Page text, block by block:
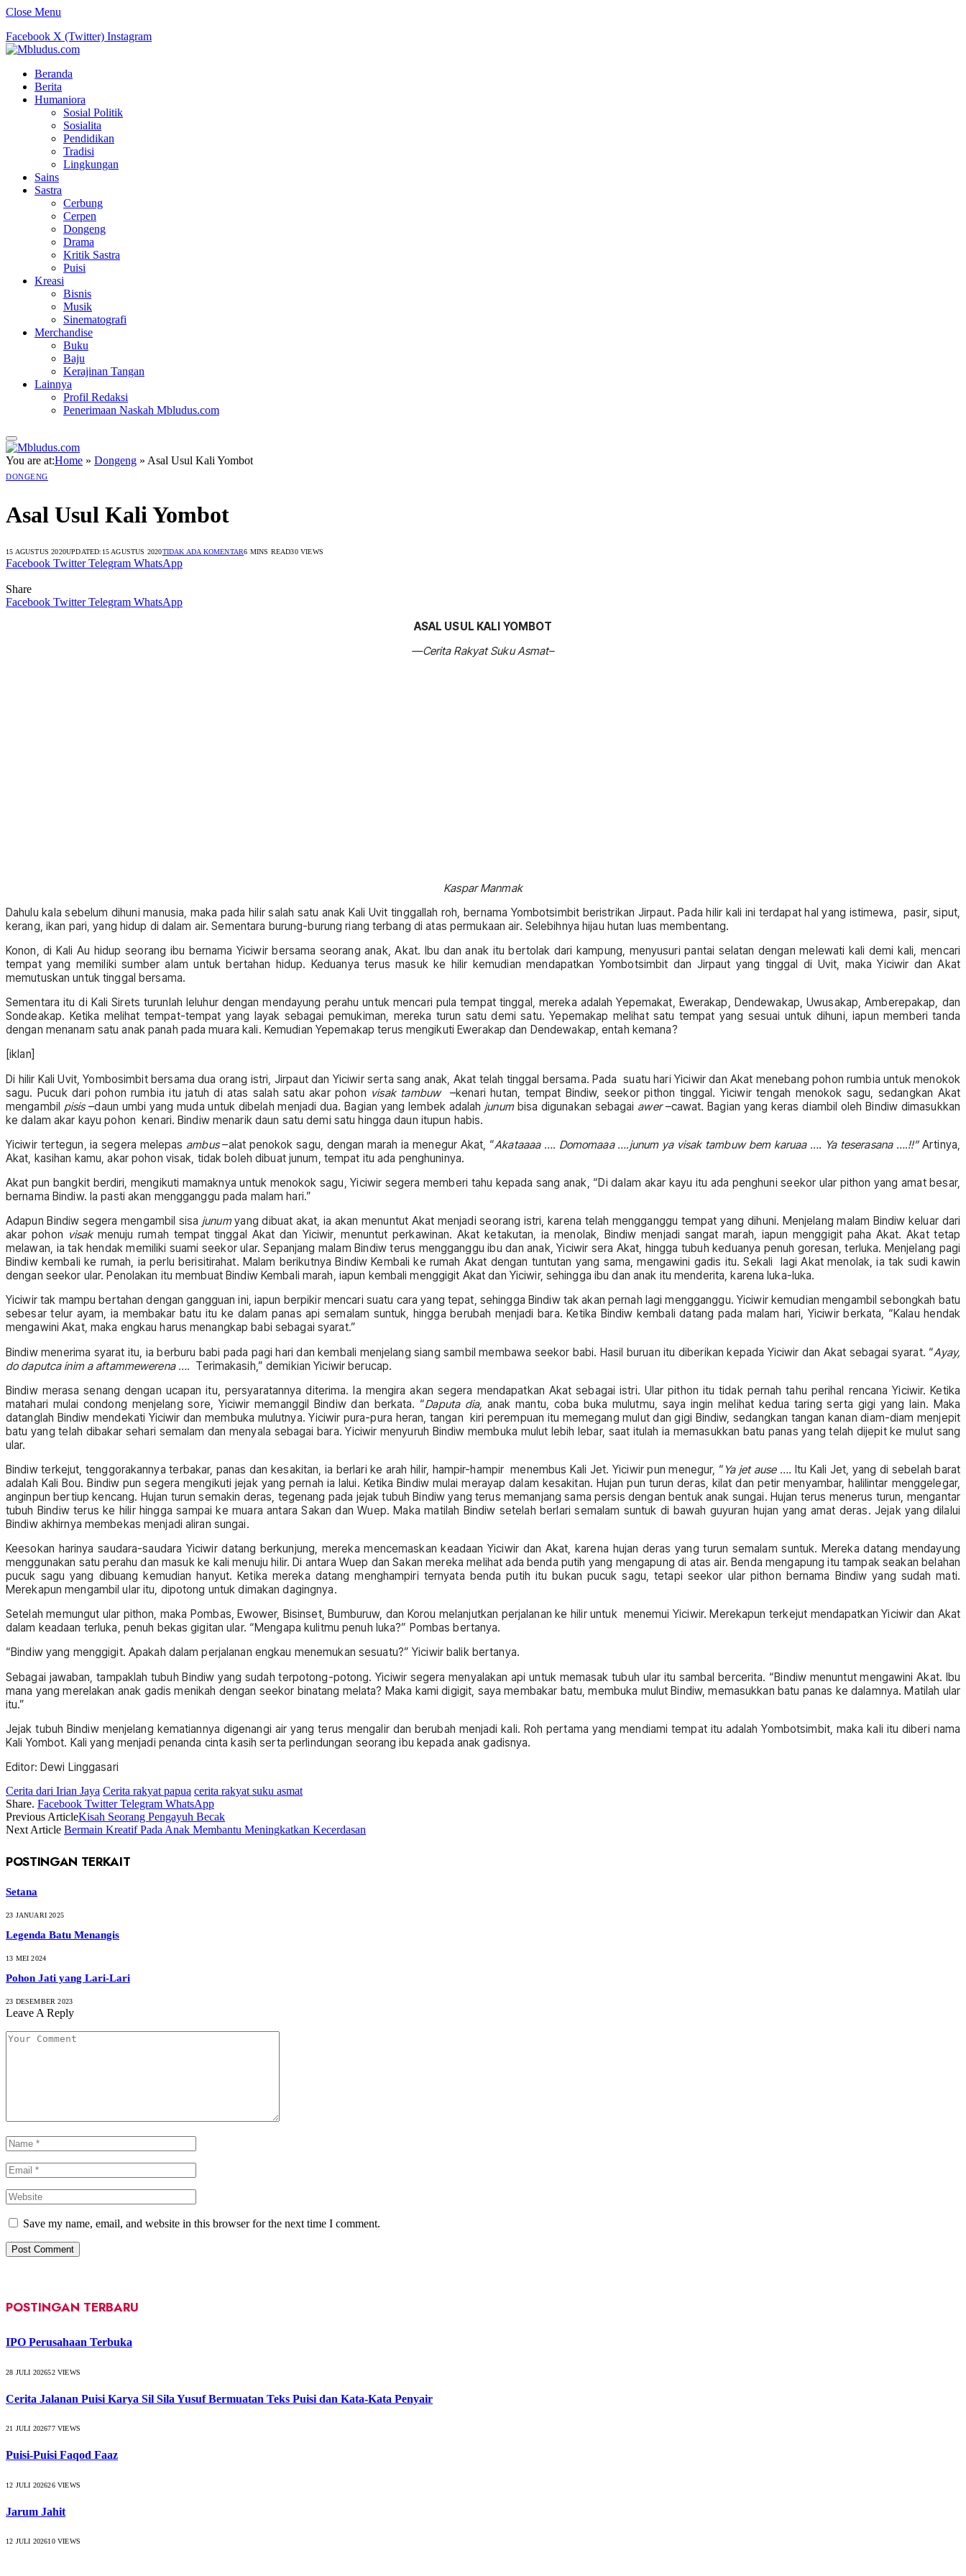
Close Menu
Facebook X (Twitter) Instagram
Beranda
Berita
Humaniora
Sosial Politik
Sosialita
Pendidikan
Tradisi
Lingkungan
Sains
Sastra
Cerbung
Cerpen
Dongeng
Drama
Kritik Sastra
Puisi
Kreasi
Bisnis
Musik
Sinematografi
Merchandise
Buku
Baju
Kerajinan Tangan
Lainnya
Profil Redaksi
Penerimaan Naskah Mbludus.com
You are at:Home » Dongeng » Asal Usul Kali Yombot
DONGENG
Asal Usul Kali Yombot
15 AGUSTUS 2020UPDATED: 15 AGUSTUS 2020TIDAK ADA KOMENTAR6 MINS READ30VIEWS
Facebook Twitter Telegram WhatsApp
Share
Facebook Twitter Telegram WhatsApp
ASAL USUL KALI YOMBOT
—Cerita Rakyat Suku Asmat–
Kaspar Manmak
Dahulu kala sebelum dihuni manusia, maka pada hilir salah satu anak Kali Uvit tinggallah roh, bernama Yombotsimbit beristrikan Jirpaut. Pada hilir kali ini terdapat hal yang istimewa, pasir, siput,
kerang, ikan pari, yang hidup di dalam air. Sementara burung-burung riang terbang di atas permukaan air. Selebihnya hijau hutan luas membentang.
Konon, di Kali Au hidup seorang ibu bernama Yiciwir bersama seorang anak, Akat. Ibu dan anak itu bertolak dari kampung, menyusuri pantai selatan dengan melewati kali demi kali, mencari
tempat yang memiliki sumber alam untuk bertahan hidup. Keduanya terus masuk ke hilir kemudian mendapatkan Yombotsimbit dan Jirpaut yang tinggal di Uvit, maka Yiciwir dan Akat
memutuskan untuk tinggal bersama.
Sementara itu di Kali Sirets turunlah leluhur dengan mendayung perahu untuk mencari pula tempat tinggal, mereka adalah Yepemakat, Ewerakap, Dendewakap, Uwusakap, Amberepakap, dan
Sondeakap. Ketika melihat tempat-tempat yang layak sebagai pemukiman, mereka turun satu demi satu. Yepemakap melihat satu tempat yang sesuai untuk dihuni, iapun memberi tanda
dengan menanam satu anak panah pada muara kali. Kemudian Yepemakap terus mengikuti Ewerakap dan Dendewakap, entah kemana?
[iklan]
Di hilir Kali Uvit, Yombosimbit bersama dua orang istri, Jirpaut dan Yiciwir serta sang anak, Akat telah tinggal bersama. Pada suatu hari Yiciwir dan Akat menebang pohon rumbia untuk menokok
sagu. Pucuk dari pohon rumbia itu jatuh di atas salah satu akar pohon visak tambuw–kenari hutan, tempat Bindiw, seekor pithon tinggal. Yiciwir tengah menokok sagu, sedangkan Akat
mengambil pisis–daun umbi yang muda untuk dibelah menjadi dua. Bagian yang lembek adalah junumbisa digunakan sebagai awer–cawat. Bagian yang keras diambil oleh Bindiw dimasukkan
ke dalam akar kayu pohon kenari. Bindiw menarik daun satu demi satu hingga daun itupun habis.
Yiciwir tertegun, ia segera melepas ambus–alat penokok sagu, dengan marah ia menegur Akat, “Akataaaa …. Domomaaa ….junum ya visak tambuw bem karuaa …. Ya teserasana ….!!”Artinya,
Akat, kasihan kamu, akar pohon visak, tidak boleh dibuat junum, tempat itu ada penghuninya.
Akat pun bangkit berdiri, mengikuti mamaknya untuk menokok sagu, Yiciwir segera memberi tahu kepada sang anak, “Di dalam akar kayu itu ada penghuni seekor ular pithon yang amat besar,
bernama Bindiw. Ia pasti akan mengganggu pada malam hari.”
Adapun Bindiw segera mengambil sisa junumyang dibuat akat, ia akan menuntut Akat menjadi seorang istri, karena telah mengganggu tempat yang dihuni. Menjelang malam Bindiw keluar dari
akar pohon visakmenuju rumah tempat tinggal Akat dan Yiciwir, menuntut perkawinan. Akat ketakutan, ia menolak, Bindiw menjadi sangat marah, iapun menggigit paha Akat. Akat tetap
melawan, ia tak hendak memiliki suami seekor ular. Sepanjang malam Bindiw terus mengganggu ibu dan anak, Yiciwir sera Akat, hingga tubuh keduanya penuh goresan, terluka. Menjelang pagi
Bindiw kembali ke rumah, ia perlu berisitirahat. Malam berikutnya Bindiw Kembali ke rumah Akat dengan tuntutan yang sama, mengawini gadis itu. Sekali lagi Akat menolak, ia tak sudi kawin
dengan seekor ular. Penolakan itu membuat Bindiw Kembali marah, iapun kembali menggigit Akat dan Yiciwir, sehingga ibu dan anak itu menderita, karena luka-luka.
Yiciwir tak mampu bertahan dengan gangguan ini, iapun berpikir mencari suatu cara yang tepat, sehingga Bindiw tak akan pernah lagi mengganggu. Yiciwir kemudian mengambil sebongkah batu
sebesar telur ayam, ia membakar batu itu ke dalam panas api semalam suntuk, hingga berubah menjadi bara. Ketika Bindiw kembali datang pada malam hari, Yiciwir berkata, “Kalau hendak
mengawini Akat, maka engkau harus menangkap babi sebagai syarat.”
Bindiw menerima syarat itu, ia berburu babi pada pagi hari dan kembali menjelang siang sambil membawa seekor babi. Hasil buruan itu diberikan kepada Yiciwir dan Akat sebagai syarat. “Ayay,
do daputca inim a aftammewerena …. Terimakasih,” demikian Yiciwir berucap.
Bindiw merasa senang dengan ucapan itu, persyaratannya diterima. Ia mengira akan segera mendapatkan Akat sebagai istri. Ular pithon itu tidak pernah tahu perihal rencana Yiciwir. Ketika
matahari mulai condong menjelang sore, Yiciwir memanggil Bindiw dan berkata. “Daputa dia, anak mantu, coba buka mulutmu, saya ingin melihat kedua taring serta gigi yang lain. Maka
datanglah Bindiw mendekati Yiciwir dan membuka mulutnya. Yiciwir pura-pura heran, tangan kiri perempuan itu memegang mulut dan gigi Bindiw, sedangkan tangan kanan diam-diam menjepit
batu yang telah dibakar sehari semalam dan menyala sebagai bara. Yiciwir menyuruh Bindiw membuka mulut lebih lebar, saat itulah ia memasukkan batu panas yang telah dijepit ke mulut sang
ular.
Bindiw terkejut, tenggorakannya terbakar, panas dan kesakitan, ia berlari ke arah hilir, hampir-hampir menembus Kali Jet. Yiciwir pun menegur, “ Ya jet ause …. Itu Kali Jet, yang di sebelah barat
adalah Kali Bou. Bindiw pun segera mengikuti jejak yang pernah ia lalui. Ketika Bindiw mulai merayap dalam kesakitan. Hujan pun turun deras, kilat dan petir menyambar, halilintar menggelegar,
anginpun bertiup kencang. Hujan turun semakin deras, tegenang pada jejak tubuh Bindiw yang terus memanjang sama persis dengan bentuk anak sungai. Hujan terus menerus turun, mengantar
tubuh Bindiw terus ke hilir hingga sampai ke muara antara Sakan dan Wuep. Maka matilah Bindiw setelah berlari semalam suntuk di bawah guyuran hujan yang amat deras. Jejak yang dilalui
Bindiw akhirnya membekas menjadi aliran sungai.
Keesokan harinya saudara-saudara Yiciwir datang berkunjung, mereka mencemaskan keadaan Yiciwir dan Akat, karena hujan deras yang turun semalam suntuk. Mereka datang mendayung
menggunakan satu perahu dan masuk ke kali menuju hilir. Di antara Wuep dan Sakan mereka melihat ada benda putih yang mengapung di atas air. Benda mengapung itu tampak seakan belahan
pucuk sagu yang dibuang kemudian hanyut. Ketika mereka datang menghampiri ternyata benda putih itu bukan pucuk sagu, tetapi seekor ular pithon bernama Bindiw yang sudah mati.
Merekapun mengambil ular itu, dipotong untuk dimakan dagingnya.
Setelah memungut ular pithon, maka Pombas, Ewower, Bisinset, Bumburuw, dan Korou melanjutkan perjalanan ke hilir untuk menemui Yiciwir. Merekapun terkejut mendapatkan Yiciwir dan Akat
dalam keadaan terluka, penuh bekas gigitan ular. “Mengapa kulitmu penuh luka?” Pombas bertanya.
“Bindiw yang menggigit. Apakah dalam perjalanan engkau menemukan sesuatu?” Yiciwir balik bertanya.
Sebagai jawaban, tampaklah tubuh Bindiw yang sudah terpotong-potong. Yiciwir segera menyalakan api untuk memasak tubuh ular itu sambal bercerita. “Bindiw menuntut mengawini Akat. Ibu
mana yang merelakan anak gadis menikah dengan seekor binatang melata? Maka kami digigit, saya membakar batu, membuka mulut Bindiw, memasukkan batu panas ke dalamnya. Matilah ular
itu.”
Jejak tubuh Bindiw menjelang kematiannya digenangi air yang terus mengalir dan berubah menjadi kali. Roh pertama yang mendiami tempat itu adalah Yombotsimbit, maka kali itu diberi nama
Kali Yombot. Kali yang menjadi penanda cinta kasih serta perlindungan seorang ibu kepada anak gadisnya.
Editor: Dewi Linggasari
Cerita dari Irian Jaya Cerita rakyat papua cerita rakyat suku asmat
Share. Facebook Twitter Telegram WhatsApp
Previous ArticleKisah Seorang Pengayuh Becak
Next Article Bermain Kreatif Pada Anak Membantu Meningkatkan Kecerdasan
POSTINGAN TERKAIT
Setana
23 JANUARI 2025
Legenda Batu Menangis
13 MEI 2024
Pohon Jati yang Lari-Lari
23 DESEMBER 2023
Leave A Reply
Save my name, email, and website in this browser for the next time I comment.
POSTINGAN TERBARU
IPO Perusahaan Terbuka
28 JULI 202652VIEWS
Cerita Jalanan Puisi Karya Sil Sila Yusuf Bermuatan Teks Puisi dan Kata-Kata Penyair
21 JULI 202677VIEWS
Puisi-Puisi Faqod Faaz
12 JULI 202626VIEWS
Jarum Jahit
12 JULI 202610VIEWS